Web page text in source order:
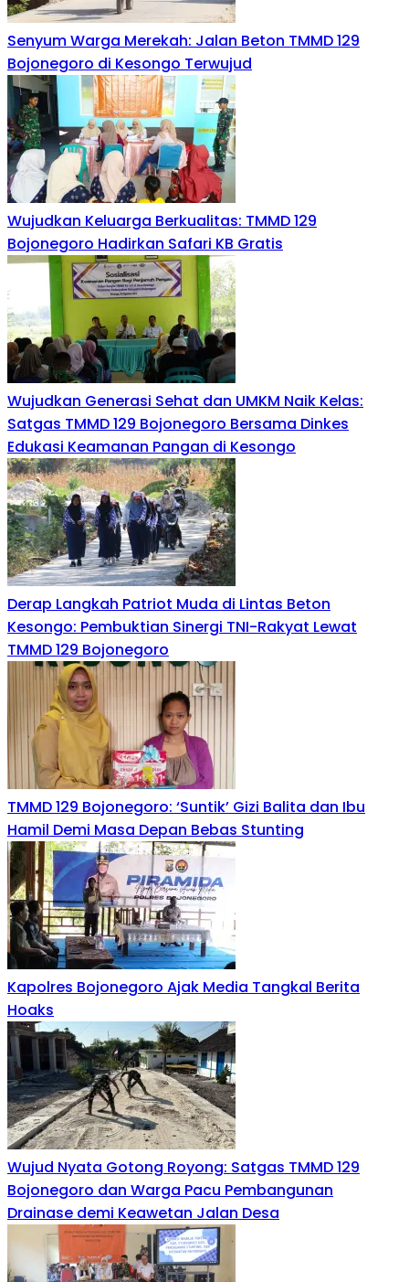
Senyum Warga Merekah: Jalan Beton TMMD 129
Bojonegoro di Kesongo Terwujud
Wujudkan Keluarga Berkualitas: TMMD 129
Bojonegoro Hadirkan Safari KB Gratis
Wujudkan Generasi Sehat dan UMKM Naik Kelas:
Satgas TMMD 129 Bojonegoro Bersama Dinkes
Edukasi Keamanan Pangan di Kesongo
Derap Langkah Patriot Muda di Lintas Beton
Kesongo: Pembuktian Sinergi TNI-Rakyat Lewat
TMMD 129 Bojonegoro
TMMD 129 Bojonegoro: ‘Suntik’ Gizi Balita dan Ibu
Hamil Demi Masa Depan Bebas Stunting
Kapolres Bojonegoro Ajak Media Tangkal Berita
Hoaks
Wujud Nyata Gotong Royong: Satgas TMMD 129
Bojonegoro dan Warga Pacu Pembangunan
Drainase demi Keawetan Jalan Desa